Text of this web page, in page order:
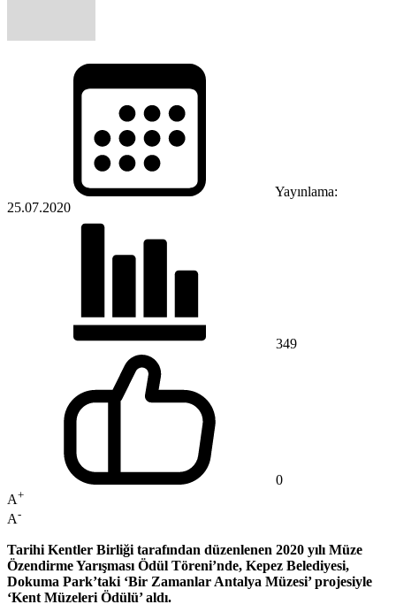
Yayınlama:
25.07.2020
349
0
A+
A-
Tarihi Kentler Birliği tarafından düzenlenen 2020 yılı Müze
Özendirme Yarışması Ödül Töreni’nde, Kepez Belediyesi,
Dokuma Park’taki ‘Bir Zamanlar Antalya Müzesi’ projesiyle
‘Kent Müzeleri Ödülü’ aldı.